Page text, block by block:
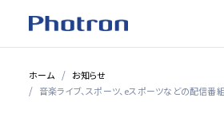
ホーム
お知らせ